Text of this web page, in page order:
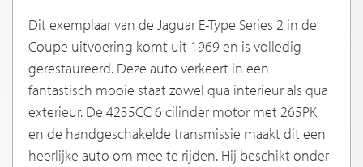
Dit exemplaar van de Jaguar E-Type Series 2 in de
Coupe uitvoering komt uit 1969 en is volledig
gerestaureerd. Deze auto verkeert in een
fantastisch mooie staat zowel qua interieur als qua
exterieur. De 4235CC 6 cilinder motor met 265PK
en de handgeschakelde transmissie maakt dit een
heerlijke auto om mee te rijden. Hij beschikt onder